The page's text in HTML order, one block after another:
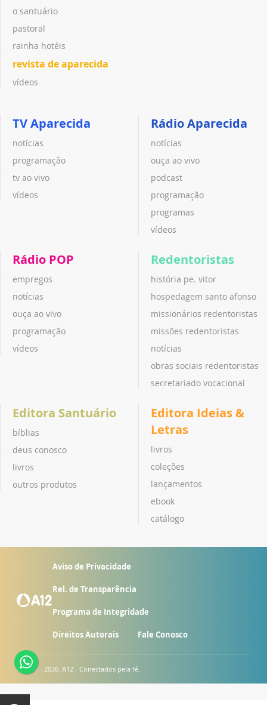
o santuário
pastoral
rainha hotéis
revista de aparecida
vídeos
TV Aparecida
notícias
programação
tv ao vivo
vídeos
Rádio Aparecida
notícias
ouça ao vivo
podcast
programação
programas
vídeos
Rádio POP
empregos
notícias
ouça ao vivo
programação
vídeos
Redentoristas
história pe. vitor
hospedagem santo afonso
missionários redentoristas
missões redentoristas
notícias
obras sociais redentoristas
secretariado vocacional
Editora Santuário
bíblias
deus conosco
livros
outros produtos
Editora Ideias &
Letras
livros
coleções
lançamentos
ebook
catálogo
Aviso de Privacidade
Rel. de Transparência
Programa de Integridade
Direitos Autorais Fale Conosco
© 2007 - 2026. A12 - Conectados pela fé.